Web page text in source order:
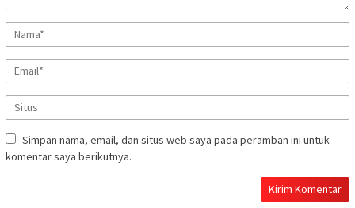
Simpan nama, email, dan situs web saya pada peramban ini untuk
komentar saya berikutnya.